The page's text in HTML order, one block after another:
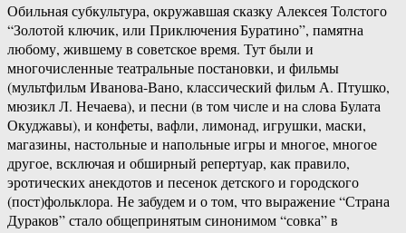
Обильная субкультура, окружавшая сказку Алексея Толстого
“Золотой ключик, или Приключения Буратино”, памятна
любому, жившему в советское время. Тут были и
многочисленные театральные постановки, и фильмы
(мультфильм Иванова-Вано, классический фильм А. Птушко,
мюзикл Л. Нечаева), и песни (в том числе и на слова Булата
Окуджавы), и конфеты, вафли, лимонад, игрушки, маски,
магазины, настольные и напольные игры и многое, многое
другое, всключая и обширный репертуар, как правило,
эротических анекдотов и песенок детского и городского
(пост)фольклора. Не забудем и о том, что выражение “Страна
Дураков” стало общепринятым синонимом “совка” в